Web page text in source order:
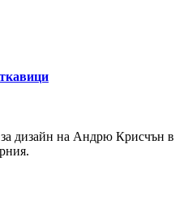
дизайн на Андрю Крисчън в